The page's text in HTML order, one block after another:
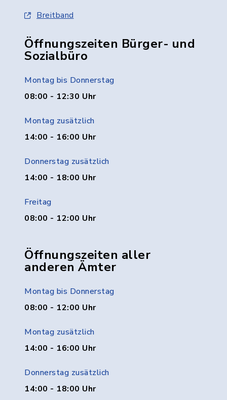
Breitband
Öffnungszeiten Bürger- und
Sozialbüro
Montag bis Donnerstag
08:00 - 12:30 Uhr
Montag zusätzlich
14:00 - 16:00 Uhr
Donnerstag zusätzlich
14:00 - 18:00 Uhr
Freitag
08:00 - 12:00 Uhr
Öffnungszeiten aller
anderen Ämter
Montag bis Donnerstag
08:00 - 12:00 Uhr
Montag zusätzlich
14:00 - 16:00 Uhr
Donnerstag zusätzlich
14:00 - 18:00 Uhr